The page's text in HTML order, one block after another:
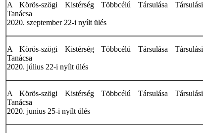
A Körös-szögi Kistérség Többcélú Társulása Társulási
Tanácsa
2020. szeptember 22-i nyílt ülés
A Körös-szögi Kistérség Többcélú Társulása Társulási
Tanácsa
2020. július 22-i nyílt ülés
A Körös-szögi Kistérség Többcélú Társulása Társulási
Tanácsa
2020. junius 25-i nyílt ülés